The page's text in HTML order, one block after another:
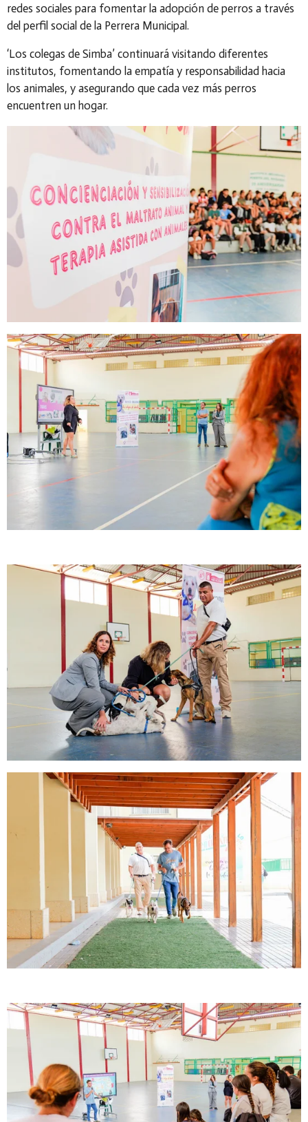
redes sociales para fomentar la adopción de perros a través
del perfil social de la Perrera Municipal.
‘Los colegas de Simba’ continuará visitando diferentes
institutos, fomentando la empatía y responsabilidad hacia
los animales, y asegurando que cada vez más perros
encuentren un hogar.